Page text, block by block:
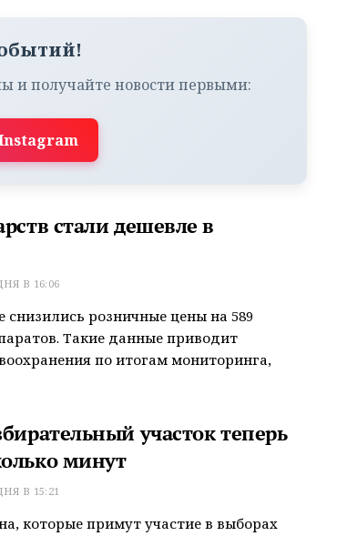
и получайте новости первыми:
стали дешевле в
В 16:06
снизились розничные цены на 589
Такие данные приводит
по итогам мониторинга,
участок теперь
минут
В 15:21
которые примут участие в выборах